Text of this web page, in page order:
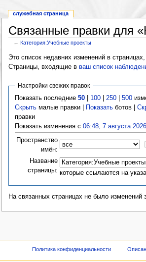
Связанные правки для
←Категория:Учебные проекты
Это список недавних изменений в
Страницы, входящие в ваш список
Настройки свежих правок
Показать последние50 100 250 |500
Скрыть малые правки | Показать ботов |
правки
Показать изменения с06:48, 7 августа
Пространство
имён:
Название
страницы: которые ссылаются на
На связанных страницах не было изменений
служебная страница
Политика конфиденциальности